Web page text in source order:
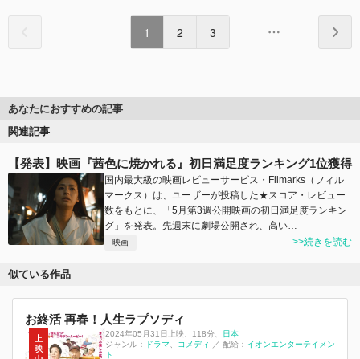
1 2 3
あなたにおすすめの記事
関連記事
【発表】映画『茜色に焼かれる』初日満足度ランキング1位獲得
国内最大級の映画レビューサービス・Filmarks（フィル
マークス）は、ユーザーが投稿した★スコア・レビュー
数をもとに、「5月第3週公開映画の初日満足度ランキン
グ」を発表。先週末に劇場公開され、高い…
映画 >>続きを読む
似ている作品
お終活 再春！人生ラプソディ
2024年05月31日上映 118分
日本
ジャンル：
ドラマ コメディ ／ 配給： イオンエンターテイメン
ト